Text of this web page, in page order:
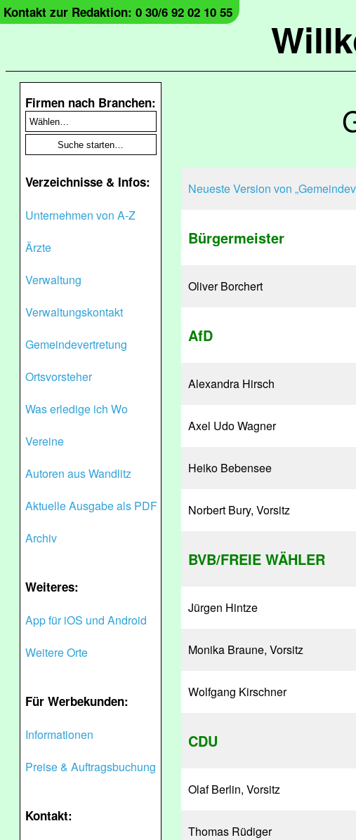
Kontakt zur Redaktion: 0 30/6 92 02 10 55
Firmen nach Branchen:
Verzeichnisse & Infos:
Unternehmen von A-Z
Ärzte
Verwaltung
Verwaltungskontakt
Gemeindevertretung
Ortsvorsteher
Was erledige ich Wo
Vereine
Autoren aus Wandlitz
Aktuelle Ausgabe als PDF
Archiv
Weiteres:
App für iOS und Android
Weitere Orte
Für Werbekunden:
Informationen
Preise & Auftragsbuchung
Kontakt:
Neueste Version von
​Bürgermeister
Oliver Borchert
AfD
Alexandra Hirsch
Axel Udo Wagner
Heiko Bebensee
Norbert Bury, Vorsitz
BVB/FREIE WÄHLER
Jürgen Hintze
Monika Braune, Vorsitz
Wolfgang Kirschner
CDU
Olaf Berlin, Vorsitz
Thomas Rüdiger